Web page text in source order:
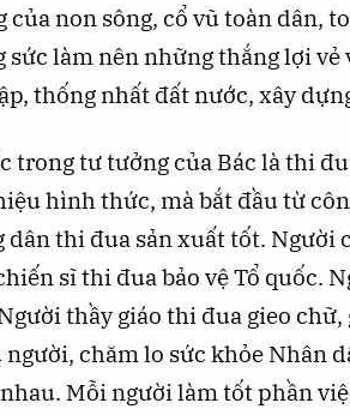
của non sông, cổ vũ toàn dân,
sức làm nên những thắng lợi
thống nhất đất nước, xây
trong tư tưởng của Bác là thi
hình thức, mà bắt đầu từ
dân thi đua sản xuất tốt. Người
sĩ thi đua bảo vệ Tổ quốc.
thầy giáo thi đua gieo
chăm lo sức khỏe Nhân
Mỗi người làm tốt phần